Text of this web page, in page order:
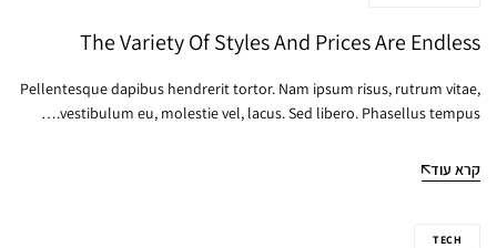
The Variety Of Styles And Prices Are Endless
Pellentesque dapibus hendrerit tortor. Nam ipsum risus, rutrum vitae,
vestibulum eu, molestie vel, lacus. Sed libero. Phasellus tempus.…
קרא עוד
TECH